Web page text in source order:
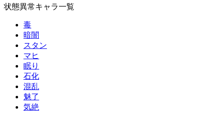
状態異常キャラ一覧
毒
暗闇
スタン
マヒ
眠り
石化
混乱
魅了
気絶